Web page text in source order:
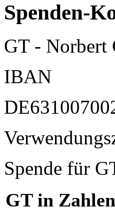
Spenden-
GT - Norbert
IBAN
Spende für
GT in